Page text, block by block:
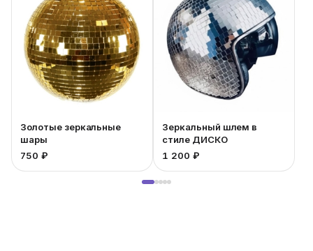
Золотые зеркальные
шары
750 ₽
Зеркальный шлем в
стиле ДИСКО
1 200 ₽